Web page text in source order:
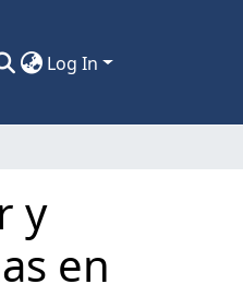
Log In
y
en